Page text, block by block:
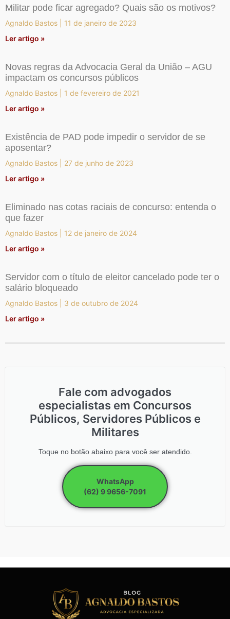
Militar pode ficar agregado? Quais são os motivos?
Agnaldo Bastos
11 de janeiro de 2023
Ler artigo »
Novas regras da Advocacia Geral da União – AGU
impactam os concursos públicos
Agnaldo Bastos
1 de fevereiro de 2021
Ler artigo »
Existência de PAD pode impedir o servidor de se
aposentar?
Agnaldo Bastos
27 de junho de 2023
Ler artigo »
Eliminado nas cotas raciais de concurso: entenda o
que fazer
Agnaldo Bastos
12 de janeiro de 2024
Ler artigo »
Servidor com o título de eleitor cancelado pode ter o
salário bloqueado
Agnaldo Bastos
3 de outubro de 2024
Ler artigo »
Fale com advogados
especialistas em Concursos
Públicos, Servidores Públicos e
Militares
Toque no botão abaixo para você ser atendido.
WhatsApp
(62) 9 9656-7091